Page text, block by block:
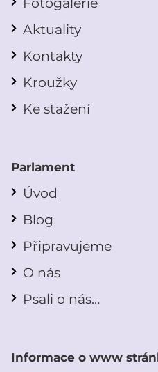
Aktuality
Kontakty
Kroužky
Ke stažení
Parlament
Úvod
Blog
Připravujeme
O nás
Psali o nás…
Informace o www